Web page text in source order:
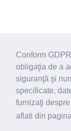
Conform
obligaţia de a
siguranţă şi
specificate,
furnizaţi
aflati din pagina